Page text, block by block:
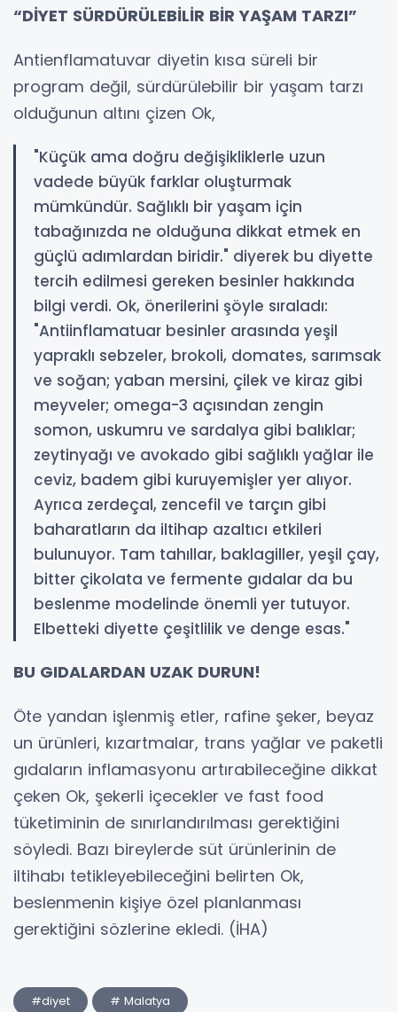
“DİYET SÜRDÜRÜLEBİLİR BİR YAŞAM TARZI”
Antienflamatuvar diyetin kısa süreli bir
program değil, sürdürülebilir bir yaşam tarzı
olduğunun altını çizen Ok,
"Küçük ama doğru değişikliklerle uzun
vadede büyük farklar oluşturmak
mümkündür. Sağlıklı bir yaşam için
tabağınızda ne olduğuna dikkat etmek en
güçlü adımlardan biridir." diyerek bu diyette
tercih edilmesi gereken besinler hakkında
bilgi verdi. Ok, önerilerini şöyle sıraladı:
"Antiinflamatuar besinler arasında yeşil
yapraklı sebzeler, brokoli, domates, sarımsak
ve soğan; yaban mersini, çilek ve kiraz gibi
meyveler; omega-3 açısından zengin
somon, uskumru ve sardalya gibi balıklar;
zeytinyağı ve avokado gibi sağlıklı yağlar ile
ceviz, badem gibi kuruyemişler yer alıyor.
Ayrıca zerdeçal, zencefil ve tarçın gibi
baharatların da iltihap azaltıcı etkileri
bulunuyor. Tam tahıllar, baklagiller, yeşil çay,
bitter çikolata ve fermente gıdalar da bu
beslenme modelinde önemli yer tutuyor.
Elbetteki diyette çeşitlilik ve denge esas."
BU GIDALARDAN UZAK DURUN!
Öte yandan işlenmiş etler, rafine şeker, beyaz
un ürünleri, kızartmalar, trans yağlar ve paketli
gıdaların inflamasyonu artırabileceğine dikkat
çeken Ok, şekerli içecekler ve fast food
tüketiminin de sınırlandırılması gerektiğini
söyledi. Bazı bireylerde süt ürünlerinin de
iltihabı tetikleyebileceğini belirten Ok,
beslenmenin kişiye özel planlanması
gerektiğini sözlerine ekledi. (İHA)
#diyet # Malatya